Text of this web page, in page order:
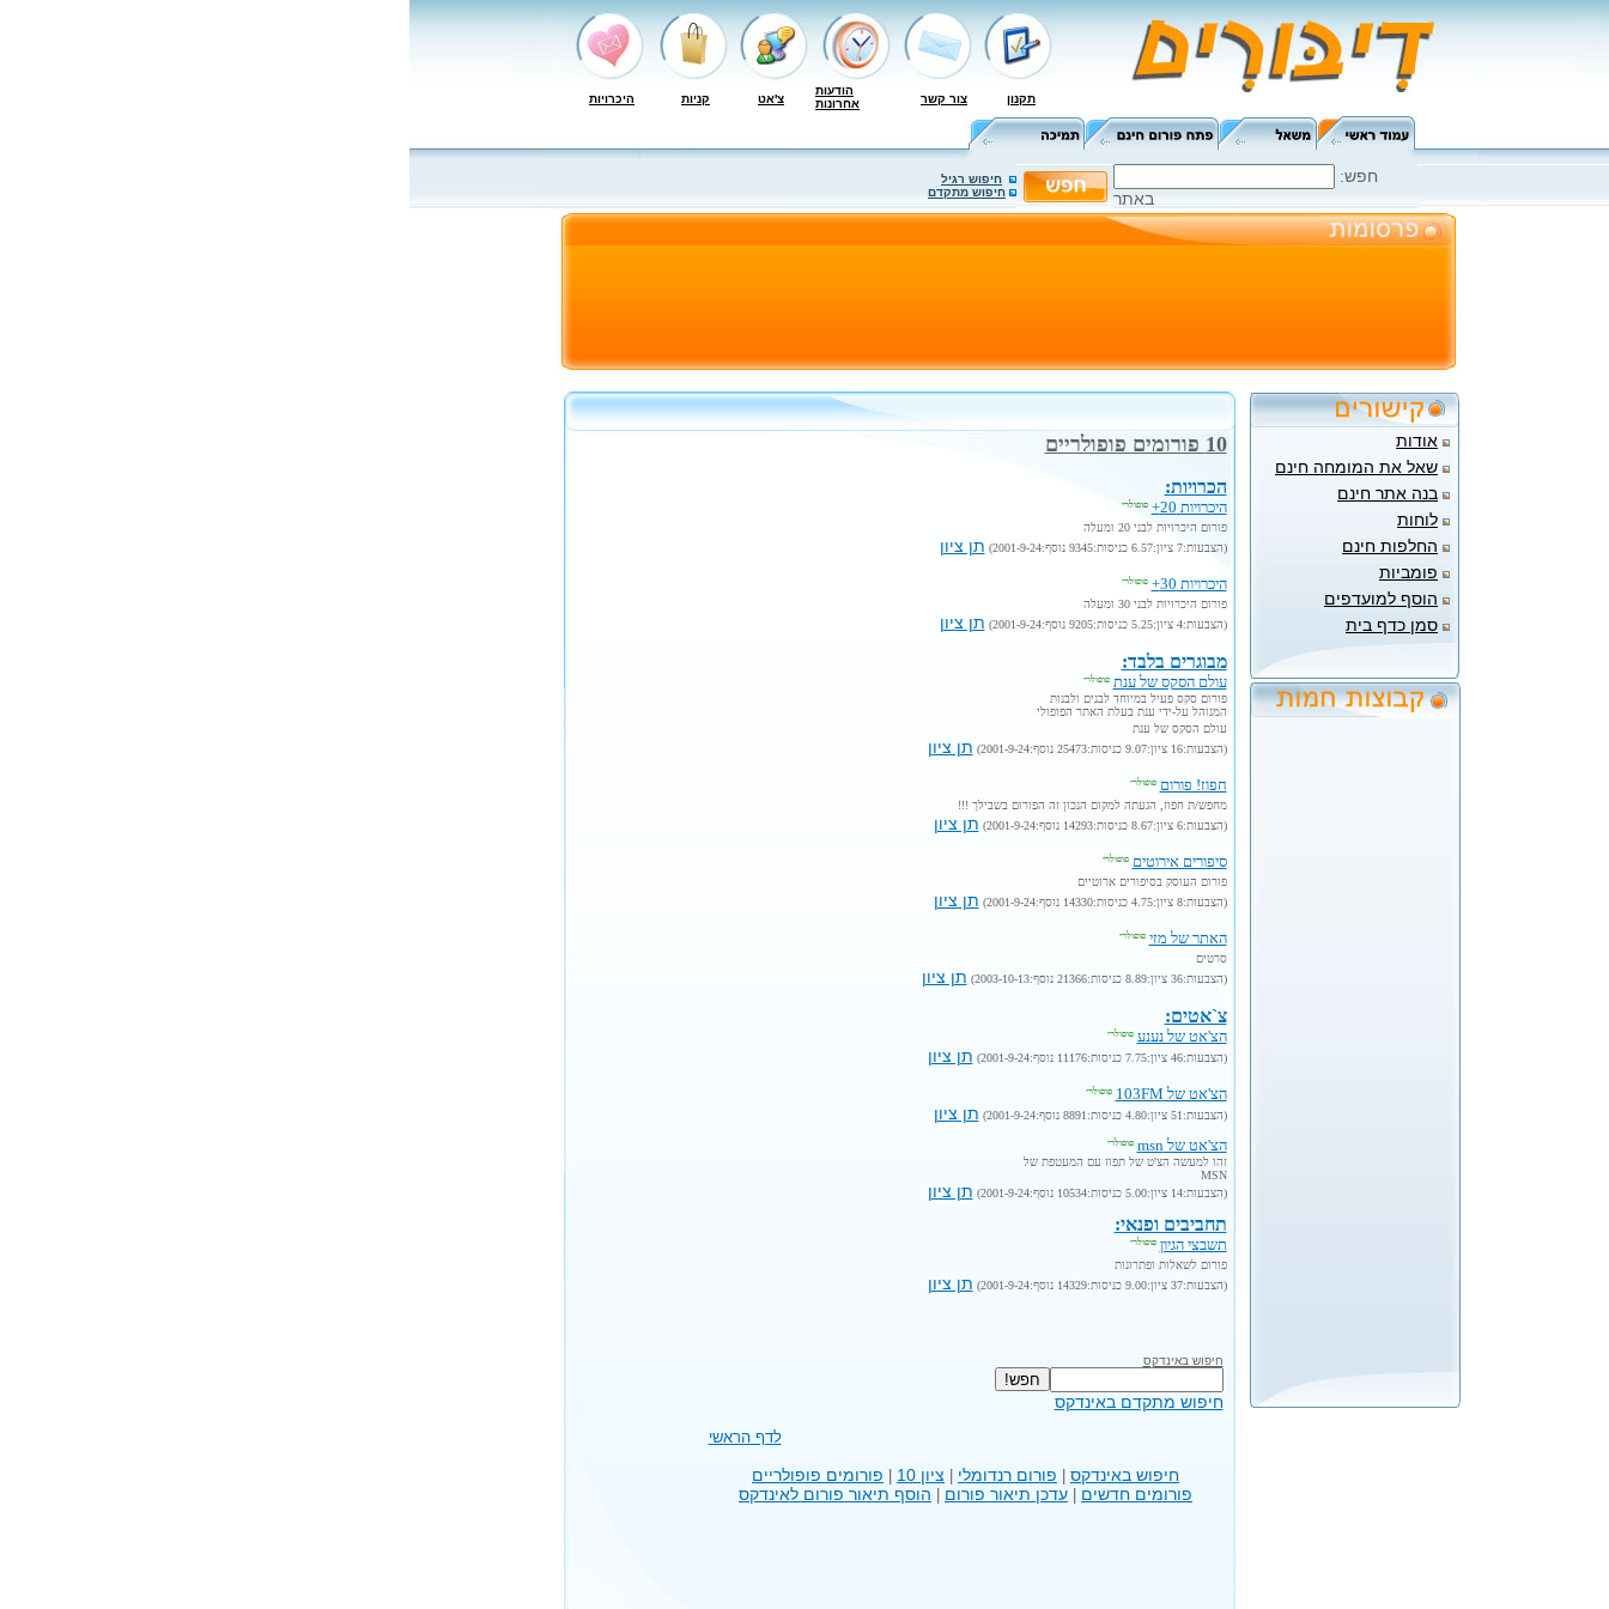
היכרויות קניות צ'אט
הודעות
אחרונות
צור קשר תקנון
חיפוש רגיל
חיפוש מתקדם
:חפש
באתר
10 פורומים פופולריים
הכרויות:
היכרויות 20+ פופולרי
פורום היכרויות לבני 20 ומעלה
(הצבעות:7 ציון:6.57 כניסות:9345 נוסף:2001-9-24)
תן ציון
היכרויות 30+ פופולרי
פורום היכרויות לבני 30 ומעלה
(הצבעות:4 ציון:5.25 כניסות:9205 נוסף:2001-9-24)
תן ציון
מבוגרים בלבד:
עולם הסקס של ענת פופולרי
פורום סקס פעיל במיוחד לבנים ולבנות
המנוהל על-ידי ענת בעלת האתר הפופולי
עולם הסקס של ענת
(הצבעות:16 ציון:9.07 כניסות:25473 נוסף:2001-9-24)
תן ציון
חפוז! פורום פופולרי
מחפש/ת חפוז, הגעתה למקום הנכון זה הפורום בשבילך !!!
(הצבעות:6 ציון:8.67 כניסות:14293 נוסף:2001-9-24)
תן ציון
סיפורים אירוטים פופולרי
פורום העוסק בסיפורים ארוטיים
(הצבעות:8 ציון:4.75 כניסות:14330 נוסף:2001-9-24)
תן ציון
האתר של מזי פופולרי
סרטים
(הצבעות:36 ציון:8.89 כניסות:21366 נוסף:2003-10-13)
תן ציון
צ`אטים:
הצ'אט של נענע פופולרי
(הצבעות:46 ציון:7.75 כניסות:11176 נוסף:2001-9-24) תן ציון
הצ'אט של 103FM פופולרי
(הצבעות:51 ציון:4.80 כניסות:8891 נוסף:2001-9-24) תן ציון
הצ'אט של msn פופולרי
זהו למעשה הצ'ט של תפוז עם המעטפת של
MSN
(הצבעות:14 ציון:5.00 כניסות:10534 נוסף:2001-9-24)
תן ציון
תחביבים ופנאי:
תשבצי הגיון פופולרי
פורום לשאלות ופתרונות
(הצבעות:37 ציון:9.00 כניסות:14329 נוסף:2001-9-24)
תן ציון
חיפוש באינדקס
חיפוש מתקדם באינדקס
לדף הראשי
חיפוש באינדקס פורום רנדומלי ציון 10
פורומים פופולריים
פורומים חדשים
עדכן תיאור פורום הוסף תיאור פורום לאינדקס
אודות
שאל את המומחה חינם
בנה אתר חינם
לוחות
החלפות חינם
פומביות
הוסף למועדפים
סמן כדף בית